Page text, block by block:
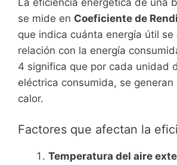
La eficiencia energética de una
se mide en Coeficiente de
que indica cuánta energía útil se
relación con la energía
4 significa que por cada unidad
eléctrica consumida, se
calor.
Factores que afectan la
Temperatura del aire